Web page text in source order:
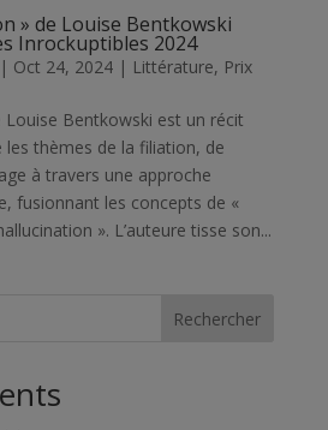
» de Louise Bentkowski
Inrockuptibles 2024
| Oct 24, 2024| Littérature, Prix
Bentkowski est un récit
les thèmes de la filiation, de
à travers une approche
fusionnant les concepts de «
». L’auteure tisse son...
Rechercher